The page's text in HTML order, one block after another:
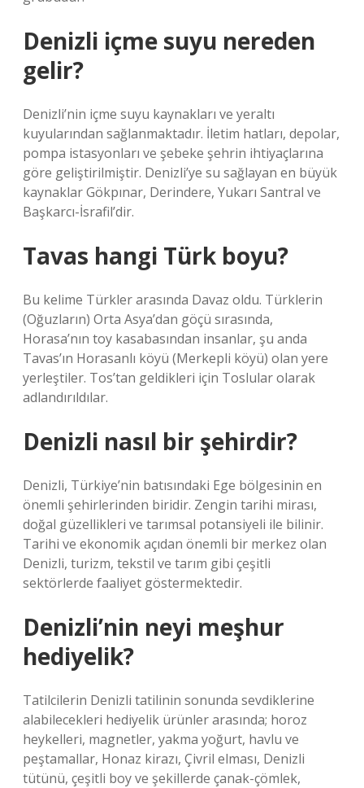
Denizli içme suyu nereden
gelir?
Denizli’nin içme suyu kaynakları ve yeraltı
kuyularından sağlanmaktadır. İletim hatları, depolar,
pompa istasyonları ve şebeke şehrin ihtiyaçlarına
göre geliştirilmiştir. Denizli’ye su sağlayan en büyük
kaynaklar Gökpınar, Derindere, Yukarı Santral ve
Başkarcı-İsrafil’dir.
Tavas hangi Türk boyu?
Bu kelime Türkler arasında Davaz oldu. Türklerin
(Oğuzların) Orta Asya’dan göçü sırasında,
Horasa’nın toy kasabasından insanlar, şu anda
Tavas’ın Horasanlı köyü (Merkepli köyü) olan yere
yerleştiler. Tos’tan geldikleri için Toslular olarak
adlandırıldılar.
Denizli nasıl bir şehirdir?
Denizli, Türkiye’nin batısındaki Ege bölgesinin en
önemli şehirlerinden biridir. Zengin tarihi mirası,
doğal güzellikleri ve tarımsal potansiyeli ile bilinir.
Tarihi ve ekonomik açıdan önemli bir merkez olan
Denizli, turizm, tekstil ve tarım gibi çeşitli
sektörlerde faaliyet göstermektedir.
Denizli’nin neyi meşhur
hediyelik?
Tatilcilerin Denizli tatilinin sonunda sevdiklerine
alabilecekleri hediyelik ürünler arasında; horoz
heykelleri, magnetler, yakma yoğurt, havlu ve
peştamallar, Honaz kirazı, Çivril elması, Denizli
tütünü, çeşitli boy ve şekillerde çanak-çömlek,